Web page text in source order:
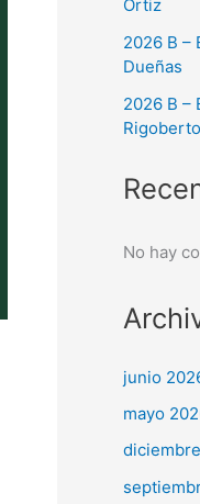
Ortiz
2026 B –
Dueñas
2026 B –
No hay
junio
mayo